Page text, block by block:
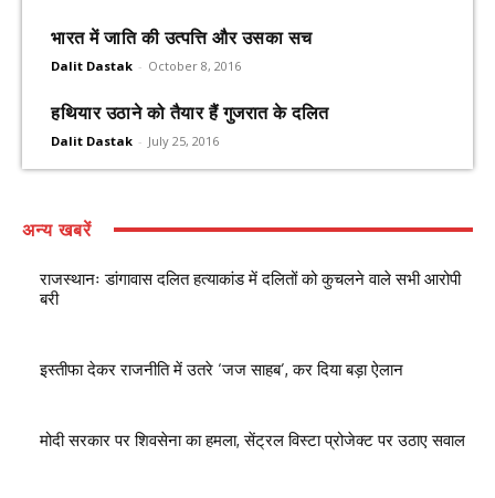
भारत में जाति की उत्पत्ति और उसका सच
Dalit Dastak - October 8, 2016
हथियार उठाने को तैयार हैं गुजरात के दलित
Dalit Dastak - July 25, 2016
अन्य खबरें
राजस्थानः डांगावास दलित हत्याकांड में दलितों को कुचलने वाले सभी आरोपी
बरी
इस्तीफा देकर राजनीति में उतरे ‘जज साहब’, कर दिया बड़ा ऐलान
मोदी सरकार पर शिवसेना का हमला, सेंट्रल विस्टा प्रोजेक्ट पर उठाए सवाल